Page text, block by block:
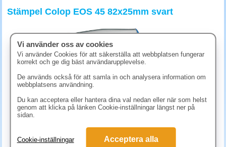
Stämpel Colop EOS 45 82x25mm svart
806.30 kr (inkl. moms)
Vi använder oss av cookies
Vi använder Cookies för att säkerställa att webbplatsen fungerar
korrekt och ge dig bäst användarupplevelse.
De används också för att samla in och analysera information om
webbplatsens användning.
Du kan acceptera eller hantera dina val nedan eller när som helst
genom att klicka på länken Cookie-inställningar längst ner på
sidan.
Cookie-inställningar Acceptera alla